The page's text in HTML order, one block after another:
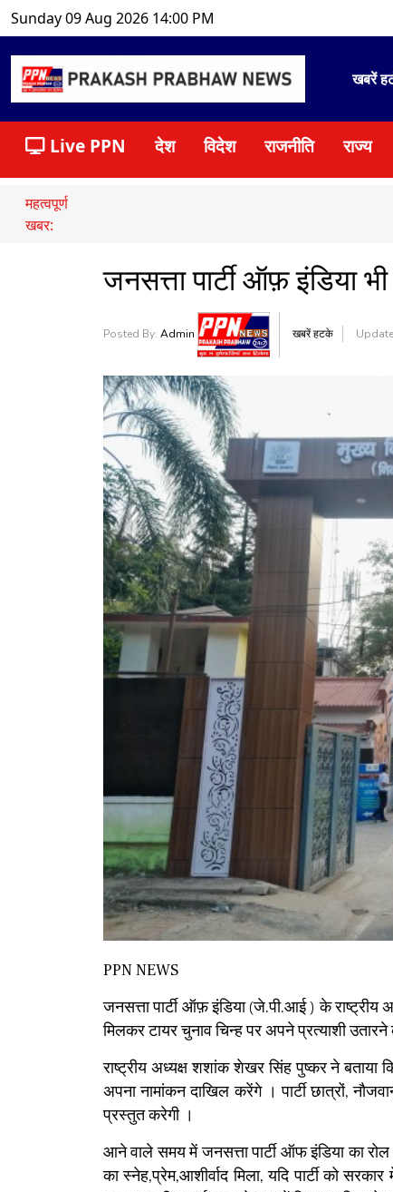
Sunday 09 Aug 2026 14:00 PM
खबरें
Live PPN देश विदेश राजनीति राज्य
महत्वपूर्ण
खबर:
जनसत्ता पार्टी ऑफ़ इंडिया
Posted By: Admin खबरें हटके
PPN NEWS
जनसत्ता पार्टी ऑफ़ इंडिया (जे.पी.आई ) के
मिलकर टायर चुनाव चिन्ह पर अपने प्रत्याशी
राष्ट्रीय अध्यक्ष शशांक शेखर सिंह पुष्कर ने
अपना नामांकन दाखिल करेंगे । पार्टी छात्रों,
प्रस्तुत करेगी ।
आने वाले समय में जनसत्ता पार्टी ऑफ इंडिया का
का स्नेह,प्रेम,आशीर्वाद मिला, यदि पार्टी को